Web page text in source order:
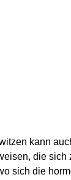
kann
die sich
sich die